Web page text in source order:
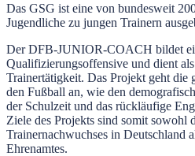
Das GSG ist eine von bundesweit
Jugendliche zu jungen Trainern
Der DFB-JUNIOR-COACH bildet
Qualifizierungsoffensive und dient
Trainertätigkeit. Das Projekt geht die
den Fußball an, wie den
der Schulzeit und das rückläufige
Ziele des Projekts sind somit sowohl
Trainernachwuchses in Deutschland
Ehrenamtes.